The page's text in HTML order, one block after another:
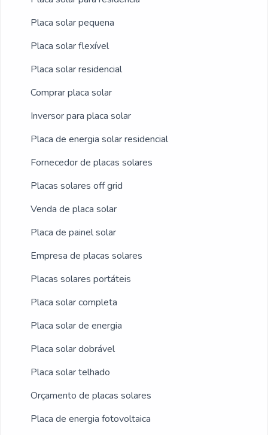
dedicados, garantem o sucesso de cada
cliente de ponta a ponta.Aproveite a visita
para acessar o nosso site e saber mais sobre
preferir, entre em contato com um dos
nossos consultores e solicite um orçamento!
Placa solar pequena
Placa solar flexível
Placa solar residencial
Comprar placa solar
Inversor para placa solar
Placa de energia solar residencial
Fornecedor de placas solares
Placas solares off grid
Venda de placa solar
Placa de painel solar
Empresa de placas solares
Placas solares portáteis
Placa solar completa
Placa solar de energia
Placa solar dobrável
Placa solar telhado
Orçamento de placas solares
Placa de energia fotovoltaica